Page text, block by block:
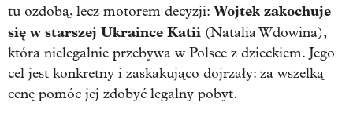
tu ozdobą, lecz motorem decyzji: Wojtek zakochuje
się w starszej Ukraince Katii (Natalia Wdowina),
która nielegalnie przebywa w Polsce z dzieckiem. Jego
cel jest konkretny i zaskakująco dojrzały: za wszelką
cenę pomóc jej zdobyć legalny pobyt.